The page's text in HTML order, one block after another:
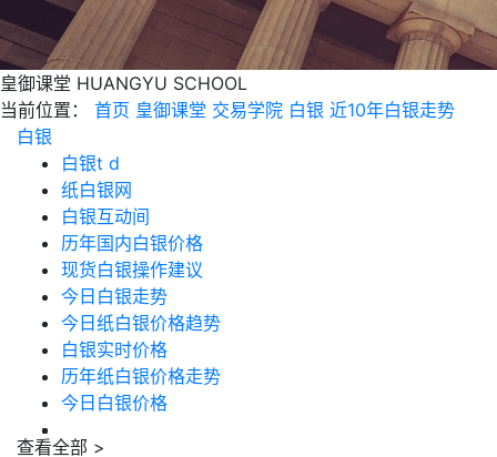
皇御课堂 HUANGYU SCHOOL
当前位置：
首页 皇御课堂 交易学院 白银 近10年白银走势
白银
白银t d
纸白银网
白银互动间
历年国内白银价格
现货白银操作建议
今日白银走势
今日纸白银价格趋势
白银实时价格
历年纸白银价格走势
今日白银价格
查看全部 >